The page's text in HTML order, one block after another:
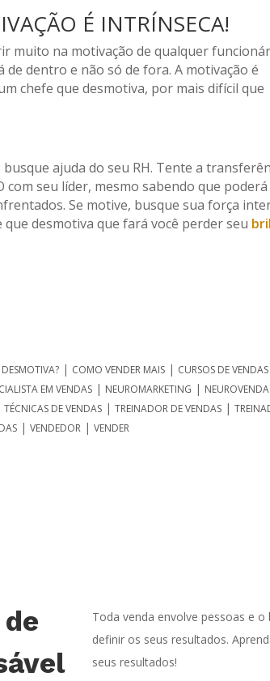
É INTRÍNSECA!
muito na motivação de qualquer
de dentro e não só de fora. A motivação é
chefe que desmotiva, por mais difícil que
ajuda do seu RH. Tente a
com seu líder, mesmo sabendo que
Se motive, busque sua força
desmotiva que fará você perder seu
| COMO VENDER MAIS | CURSOS DE VENDAS
EM VENDAS | NEUROMARKETING |
TÉCNICAS DE VENDAS| TREINADOR DE VENDAS|
| VENDEDOR | VENDER
Toda venda envolve pessoas e
definir os seus resultados.
seus resultados!